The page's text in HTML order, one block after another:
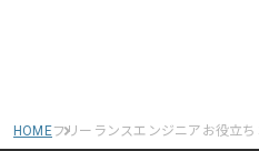
HOMEフリーランスエンジニアお役立